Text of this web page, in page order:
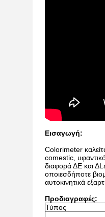
Εισαγωγή:
Colorimeter
comestic,
διαφορά ΔE και
οποιεσδήποτε
αυτοκινητικά
Προδιαγραφές:
Τύπος